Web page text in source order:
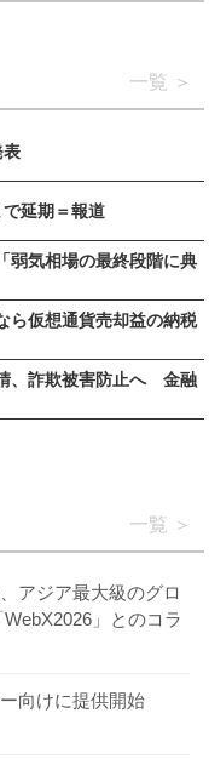
一覧
表
延期＝報道
弱気相場の最終段階に典
ら仮想通貨売却益の納税
、詐欺被害防止へ 金融
一覧
アジア最大級のグロ
」とのコラ
向けに提供開始